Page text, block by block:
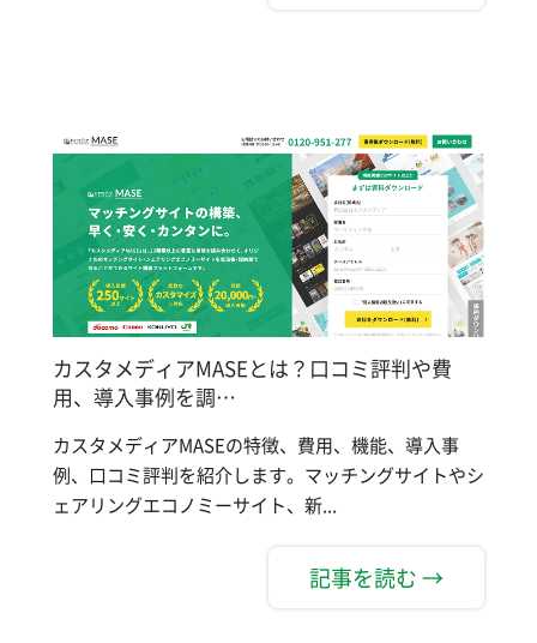
カスタメディアMASEとは？口コミ評判や費
用、導入事例を調…
カスタメディアMASEの特徴、費用、機能、導入事
例、口コミ評判を紹介します。マッチングサイトやシ
ェアリングエコノミーサイト、新...
記事を読む →